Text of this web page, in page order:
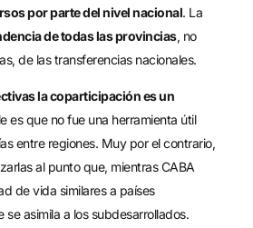
por parte del nivel nacional. La
de todas las provincias, no
de las transferencias nacionales.
la coparticipación es un
es que no fue una herramienta útil
entre regiones. Muy por el contrario,
al punto que, mientras CABA
de vida similares a países
se asimila a los subdesarrollados.